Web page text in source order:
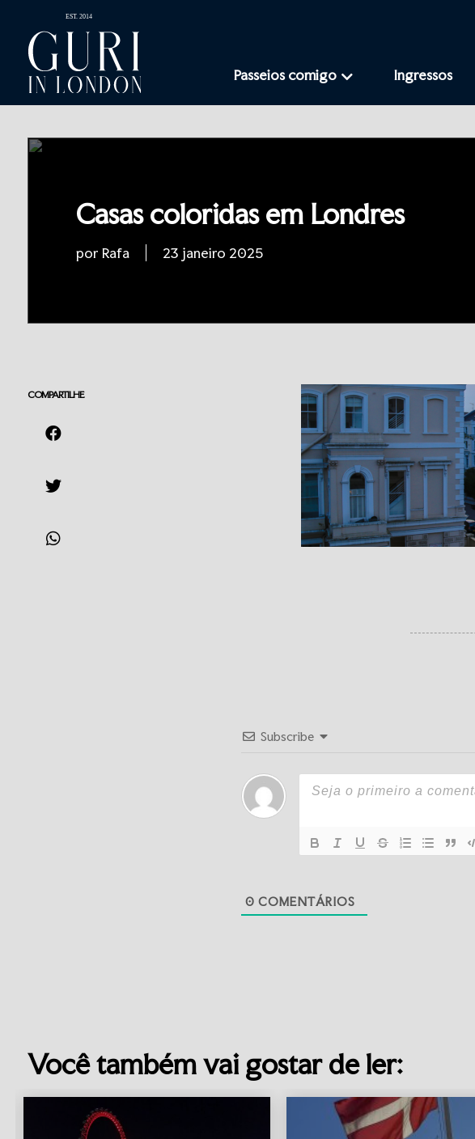
Passeios comigo Ingressos
Casas coloridas em Londres
por Rafa 23 janeiro 2025
COMPARTILHE
Subscribe
0 COMENTÁRIOS
Você também vai gostar de ler: